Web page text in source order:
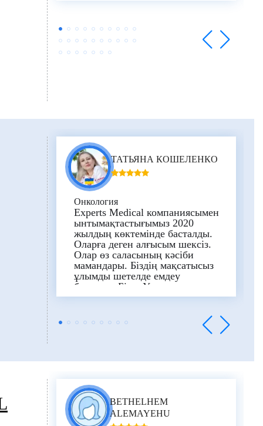
ТАТЬЯНА КОШЕЛЕНКО
Онкология
Experts Medical компаниясымен
ынтымақтастығымыз 2020
жылдың көктемінде басталды.
Оларға деген алғысым шексіз.
Олар өз саласының кәсіби
мамандары. Біздің мақсатысыз
ұлымды шетелде емдеу
болатын. Бізге Украинада жоқ
протон терапиясы керек еді.
пандемияның басталуымен
нұсқалары мен мүмкіндігін
Карантинге байланысты біз
протон терапиясын бастай
алмадық, өйткені кеш болды,
бірақ Түркияда басқа емдеу
BETHELHEM
ALEMAYEHU